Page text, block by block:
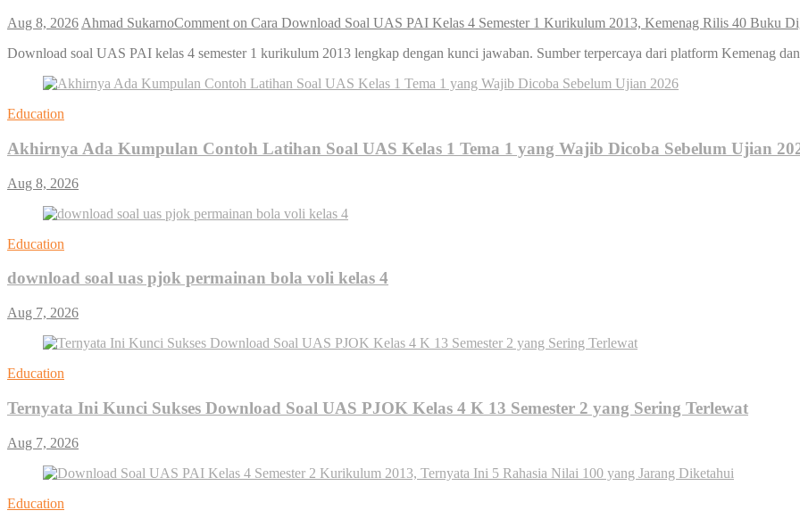
Aug 8, 2026 Ahmad SukarnoComment on Cara Download Soal UAS PAI Kelas 4 Semester 1 Kurikulum 2013, Kemenag Rilis 40 Buku
Download soal UAS PAI kelas 4 semester 1 kurikulum 2013 lengkap dengan kunci jawaban. Sumber terpercaya dari platform Kemenag
Education
Akhirnya Ada Kumpulan Contoh Latihan Soal UAS Kelas 1 Tema 1 yang Wajib Dicoba Sebelum Ujian
Aug 8, 2026
Education
download soal uas pjok permainan bola voli kelas 4
Aug 7, 2026
Education
Ternyata Ini Kunci Sukses Download Soal UAS PJOK Kelas 4 K 13 Semester 2 yang Sering Terlewat
Aug 7, 2026
Education